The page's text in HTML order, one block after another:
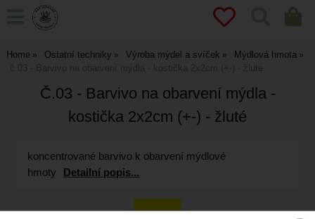
Home Ostatní techniky Výroba mýdel a svíček
Mýdlová hmota
č.03 - Barvivo na obarvení mýdla - kostička 2x2cm (+-) - žluté
Č.03 - Barvivo na obarvení mýdla -
kostička 2x2cm (+-) - žluté
koncentrované barvivo k obarvení mýdlové
hmoty
Detailní popis...